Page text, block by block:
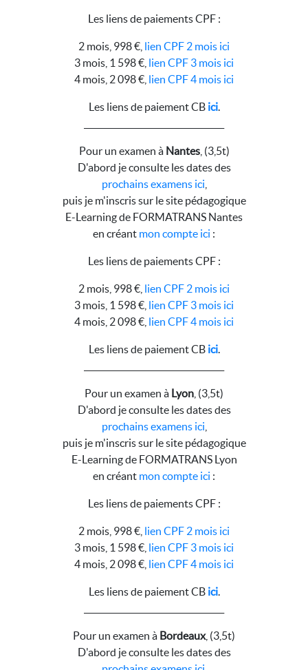
Les liens de paiements CPF :
2 mois, 998 €, lien CPF 2 mois ici
3 mois, 1 598 €, lien CPF 3 mois ici
4 mois, 2 098 €, lien CPF 4 mois ici
Les liens de paiement CB ici.
Pour un examen à Nantes, (3,5t)
D'abord je consulte les dates des
prochains examens ici
puis je m'inscris sur le site pédagogique
E-Learning de FORMATRANS Nantes
en créant mon compte ici :
Les liens de paiements CPF :
2 mois, 998 €, lien CPF 2 mois ici
3 mois, 1 598 €, lien CPF 3 mois ici
4 mois, 2 098 €, lien CPF 4 mois ici
Les liens de paiement CB ici.
Pour un examen à Lyon , (3,5t)
D'abord je consulte les dates des
prochains examens ici
puis je m'inscris sur le site pédagogique
E-Learning de FORMATRANS Lyon
en créant mon compte ici :
Les liens de paiements CPF :
2 mois, 998 €, lien CPF 2 mois ici
3 mois, 1 598 €, lien CPF 3 mois ici
4 mois, 2 098 €, lien CPF 4 mois ici
Les liens de paiement CB ici.
Pour un examen à Bordeaux, (3,5t)
D'abord je consulte les dates des